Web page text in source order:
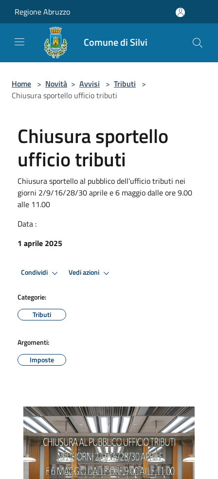
Regione Abruzzo
Comune di Silvi
Home > Novità > Avvisi > Tributi >
Chiusura sportello ufficio tributi
Chiusura sportello
ufficio tributi
Chiusura sportello al pubblico dell’ufficio tributi nei
giorni 2/9/16/28/30 aprile e 6 maggio dalle ore 9.00
alle 11.00
Data :
1 aprile 2025
Condividi Vedi azioni
Categorie:
Tributi
Argomenti:
Imposte